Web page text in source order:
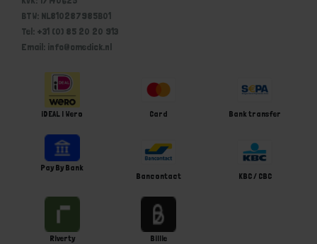
BTW: NL810287985B01
Tel: +31 (0) 85 20 20 913
Email: info@omedick.nl
iDEAL | Wero Card Bank transfer
Pay By Bank
Bancontact
KBC / CBC
Riverty Billie